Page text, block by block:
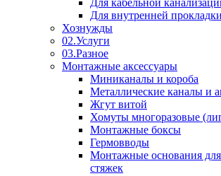
Для кабельной
Для внутренней прокладки
Хознужды
02.Услуги
03.Разное
Монтажные аксессуары
Миниканалы и короба
Металлические каналы и
Жгут витой
Хомуты многоразовые
Монтажные боксы
Гермовводы
Монтажные основания
стяжек